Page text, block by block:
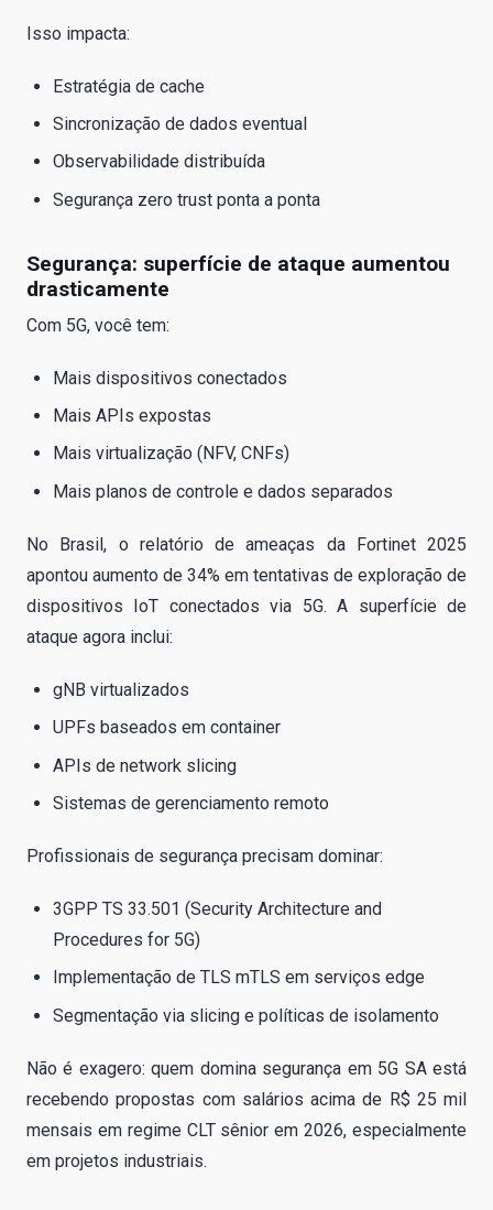
Isso impacta:
Estratégia de cache
Sincronização de dados eventual
Observabilidade distribuída
Segurança zero trust ponta a ponta
Segurança: superfície de ataque aumentou
drasticamente
Com 5G, você tem:
Mais dispositivos conectados
Mais APIs expostas
Mais virtualização (NFV, CNFs)
Mais planos de controle e dados separados
No Brasil, o relatório de ameaças da Fortinet 2025
apontou aumento de 34% em tentativas de exploração de
dispositivos IoT conectados via 5G. A superfície de
ataque agora inclui:
gNB virtualizados
UPFs baseados em container
APIs de network slicing
Sistemas de gerenciamento remoto
Profissionais de segurança precisam dominar:
3GPP TS 33.501 (Security Architecture and
Procedures for 5G)
Implementação de TLS mTLS em serviços edge
Segmentação via slicing e políticas de isolamento
Não é exagero: quem domina segurança em 5G SA está
recebendo propostas com salários acima de R$ 25 mil
mensais em regime CLT sênior em 2026, especialmente
em projetos industriais.